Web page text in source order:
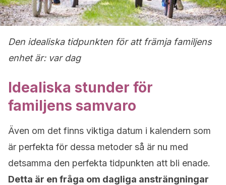
Den idealiska tidpunkten för att främja familjens
enhet är: var dag
Idealiska stunder för
familjens samvaro
Även om det finns viktiga datum i kalendern som
är perfekta för dessa metoder så är nu med
detsamma den perfekta tidpunkten att bli enade.
Detta är en fråga om dagliga ansträngningar